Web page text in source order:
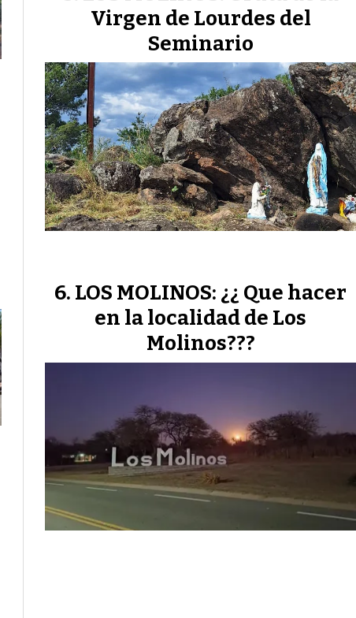
Virgen de Lourdes del
Seminario
LOS MOLINOS: ¿¿ Que hacer
en la localidad de Los
Molinos???